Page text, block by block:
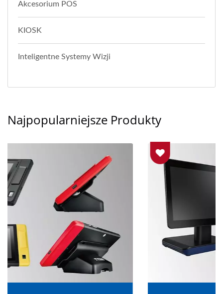
Akcesorium POS
KIOSK
Inteligentne Systemy Wizji
Najpopularniejsze Produkty